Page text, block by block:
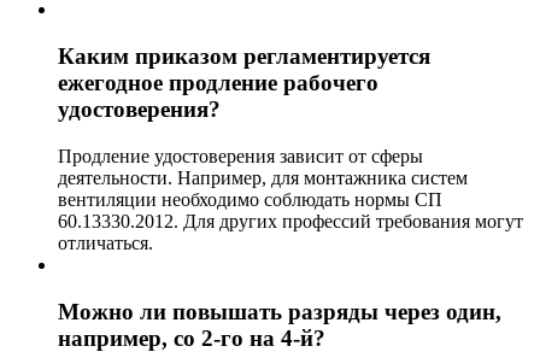
Каким приказом регламентируется
ежегодное продление рабочего
удостоверения?
Продление удостоверения зависит от сферы
деятельности. Например, для монтажника систем
вентиляции необходимо соблюдать нормы СП
60.13330.2012. Для других профессий требования могут
отличаться.
Можно ли повышать разряды через один,
например, со 2-го на 4-й?